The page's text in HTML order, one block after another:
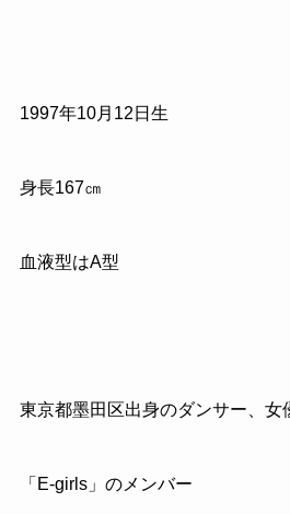
1997年10月12日生
身長167㎝
血液型はA型
東京都墨田区出身のダンサー、女
「E-girls」のメンバー